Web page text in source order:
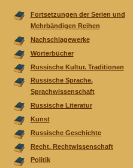
Fortsetzungen der Serien und
Mehrbändigen Reihen
Nachschlagewerke
Wörterbücher
Russische Kultur. Traditionen
Russische Sprache.
Sprachwissenschaft
Russische Literatur
Kunst
Russische Geschichte
Recht. Rechtwissenschaft
Politik